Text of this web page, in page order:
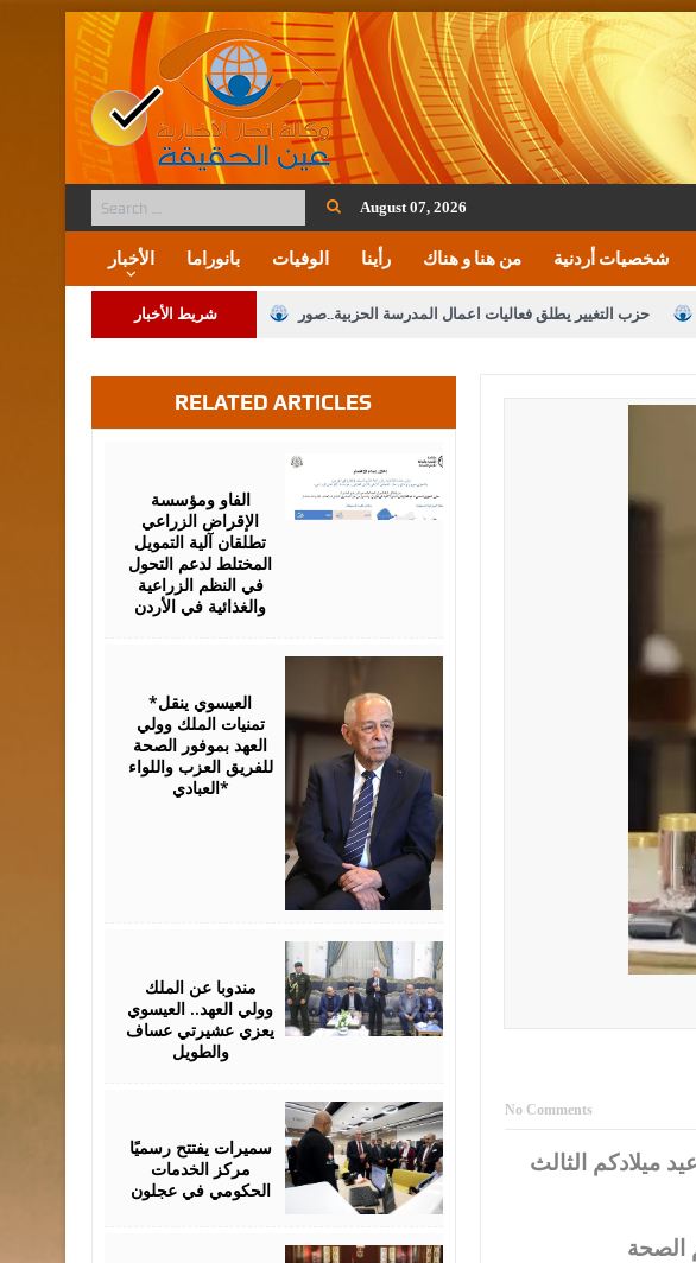
August 07, 2026
الأخبار بانوراما الوفيات رأينا من هنا و هناك شخصيات أردنية
شريط الأخبار حزب التغيير يطلق فعاليات اعمال المدرسة الحزبية..صور
النواب يقر مشروع تعديل قانون الملكية العقارية
القاضي محمود أحمد فريحات.. مبارك ومزيدا من التوفيق
No Comments
ميلادكم الثالث
الصحة
RELATED ARTICLES
الفاو ومؤسسة
الإقراض الزراعي
تطلقان آلية التمويل
المختلط لدعم التحول
في النظم الزراعية
والغذائية في الأردن
*العيسوي ينقل
تمنيات الملك وولي
العهد بموفور الصحة
للفريق العزب واللواء
العبادي*
مندوبا عن الملك
وولي العهد.. العيسوي
يعزي عشيرتي عساف
والطويل
سميرات يفتتح رسميًا
مركز الخدمات
الحكومي في عجلون
2026